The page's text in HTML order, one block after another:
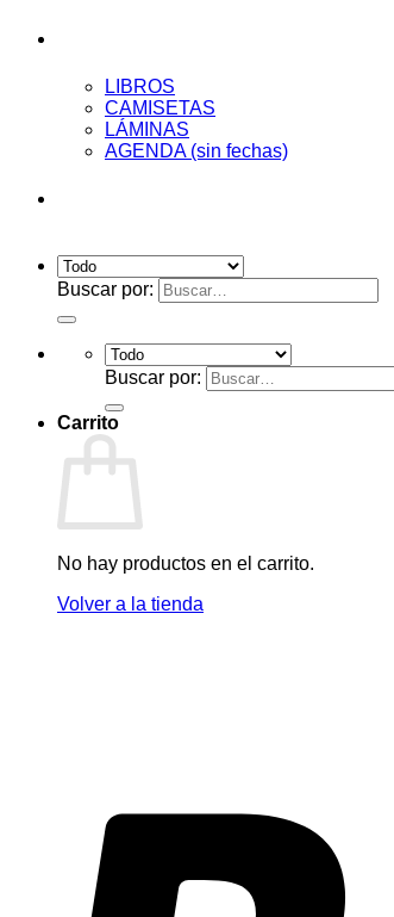
LIBROS
CAMISETAS
LÁMINAS
AGENDA (sin fechas)
Buscar por:
Buscar por:
Carrito
No hay productos en el carrito.
Volver a la tienda